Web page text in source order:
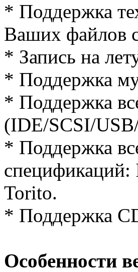
* Поддержка
Ваших
* Запись на
* Поддержка
* Поддержка
(IDE/SCSI/
* Поддержка
Torito.
* Поддержка
Особенности